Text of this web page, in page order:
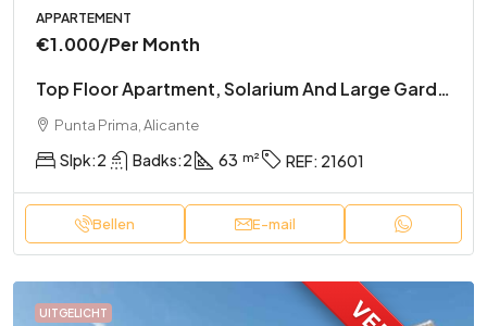
APPARTEMENT
€1.000/Per Month
Top Floor Apartment, Solarium And Large Garden
Punta Prima, Alicante
Slpk:2 Badks:2 63 REF: 21601
Bellen E-mail
UITGELICHT